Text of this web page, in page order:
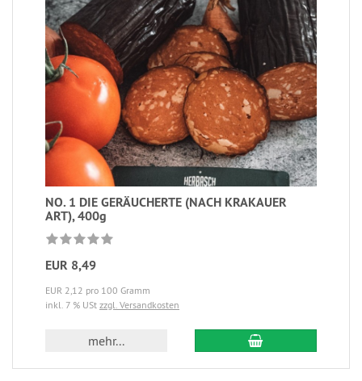
NO. 1 DIE GERÄUCHERTE (NACH KRAKAUER
ART), 400g
EUR 8,49
EUR 2,12 pro 100 Gramm
inkl. 7 % USt zzgl. Versandkosten
mehr...